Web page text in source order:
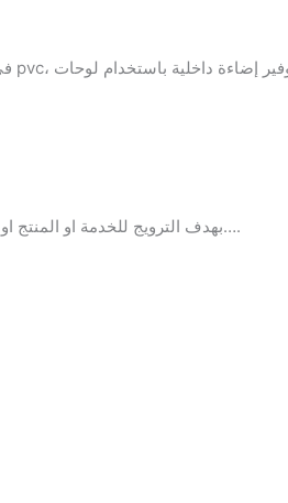
بهدف الترويج للخدمة او المنتج او الماركة او الاعلان عن المشروع او الشركة او المؤسسة وعمل دعاية جذابة للمنتدى او المؤتمر او المعرض….